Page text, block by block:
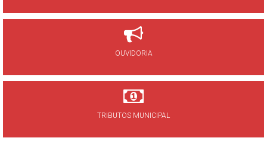
OUVIDORIA
TRIBUTOS MUNICIPAL